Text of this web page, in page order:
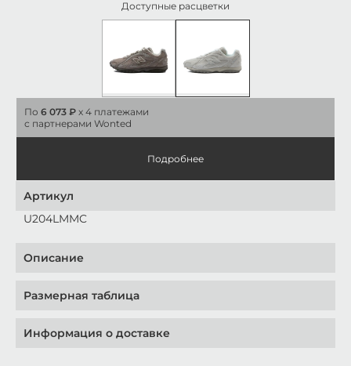
Доступные расцветки
По 6 073 ₽ x 4 платежами
с партнерами Wonted
Подробнее
Артикул
U204LMMC
Описание
Размерная таблица
Информация о доставке